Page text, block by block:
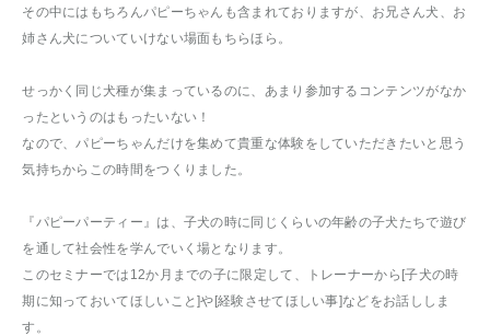
その中にはもちろんパピーちゃんも含まれておりますが、お兄さん犬、お
姉さん犬についていけない場面もちらほら。
せっかく同じ犬種が集まっているのに、あまり参加するコンテンツがなか
ったというのはもったいない！
なので、パピーちゃんだけを集めて貴重な体験をしていただきたいと思う
気持ちからこの時間をつくりました。
『パピーパーティー』は、子犬の時に同じくらいの年齢の子犬たちで遊び
を通して社会性を学んでいく場となります。
このセミナーでは12か月までの子に限定して、トレーナーから[子犬の時
期に知っておいてほしいこと]や[経験させてほしい事]などをお話ししま
す。